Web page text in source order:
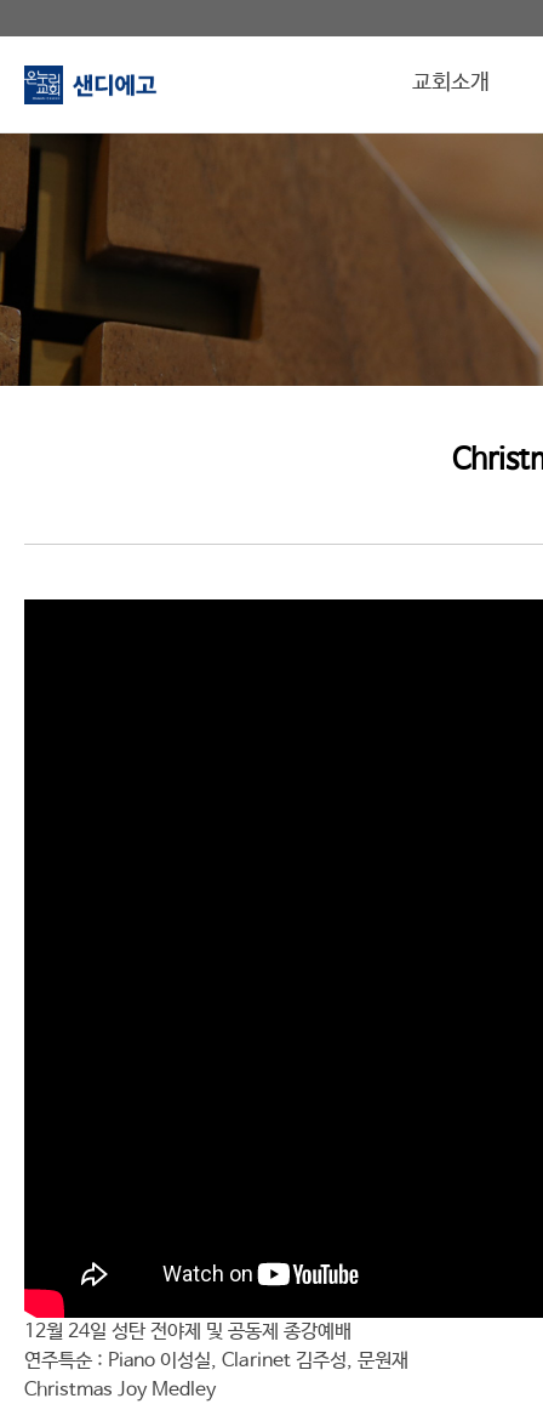
교회소개
12월 24일 성탄 전야제 및 공동제 종강예배
연주특순 : Piano 이성실, Clarinet 김주성, 문원재
Christmas Joy Medley